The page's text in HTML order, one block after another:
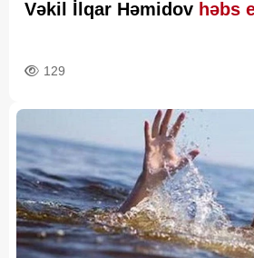
Vəkil İlqar Həmidov həbs
129